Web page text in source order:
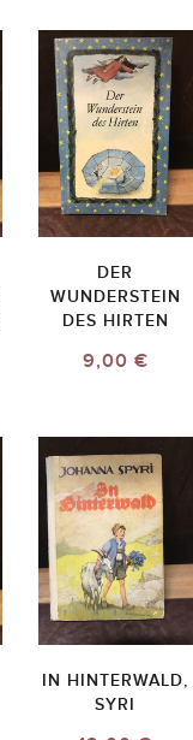
DER
WUNDERSTEIN
DES HIRTEN
9,00 €
IN HINTERWALD,
SYRI